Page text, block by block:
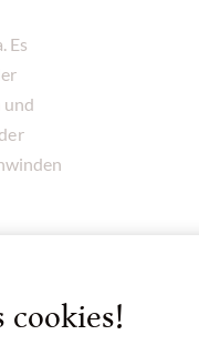
Es
und
cookies!